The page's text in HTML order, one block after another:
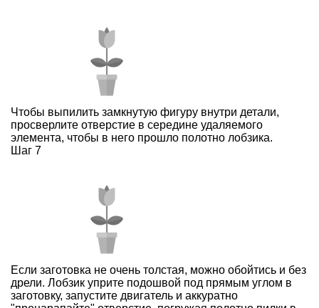
Чтобы выпилить замкнутую фигуру внутри детали,
просверлите отверстие в середине удаляемого
элемента, чтобы в него прошло полотно лобзика.
Шаг 7
Если заготовка не очень толстая, можно обойтись и без
дрели. Лобзик уприте подошвой под прямым углом в
заготовку, запустите двигатель и аккуратно